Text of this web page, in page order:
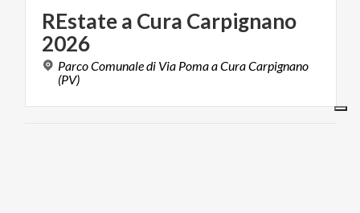
REstatea Cura Carpignano
2026
Parco Comunale di Via Poma a Cura Carpignano
(PV)